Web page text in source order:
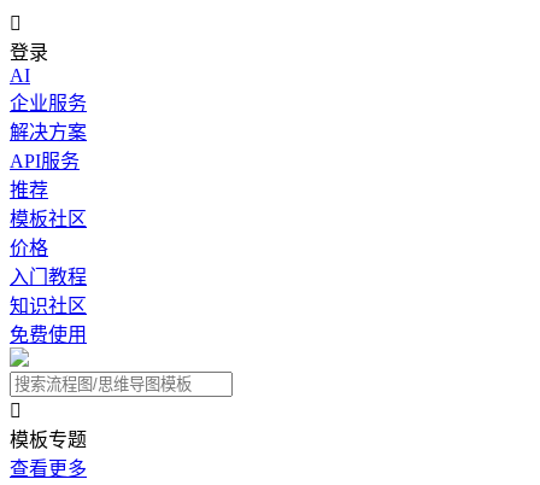

登录
AI
企业服务
解决方案
API服务
推荐
模板社区
价格
入门教程
知识社区
免费使用

模板专题
查看更多